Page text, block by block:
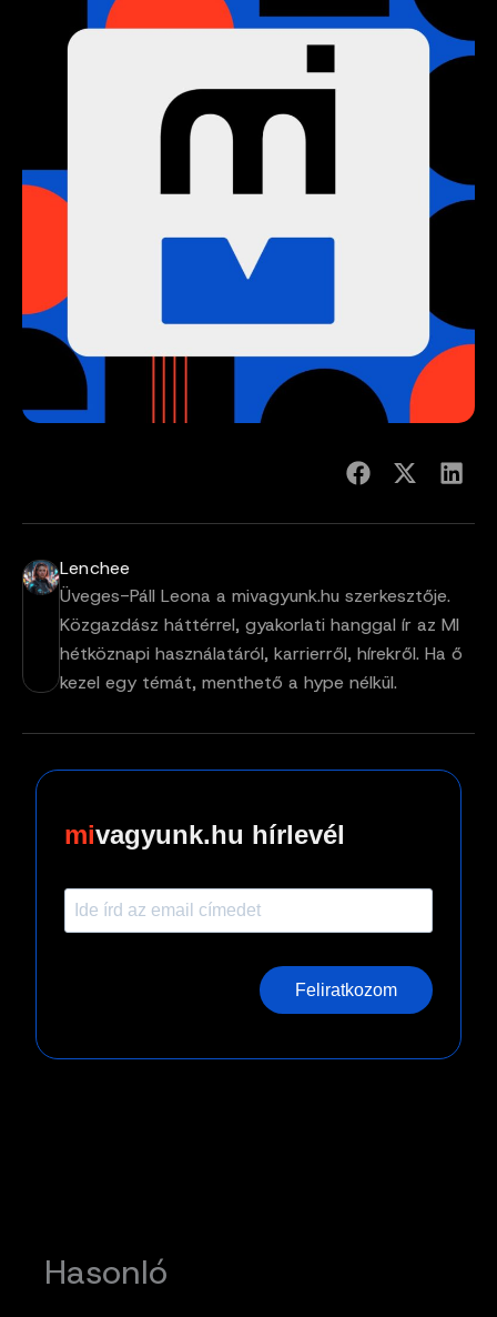
Lenchee
Üveges-Páll Leona a mivagyunk.hu szerkesztője.
Közgazdász háttérrel, gyakorlati hanggal ír az MI
hétköznapi használatáról, karrierről, hírekről. Ha ő
kezel egy témát, menthető a hype nélkül.
vagyunk.hu hírlevél
Feliratkozom
Hasonló